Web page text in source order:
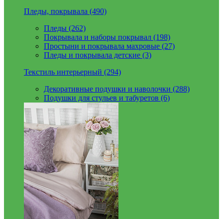
Пледы, покрывала (490)
Пледы (262)
Покрывала и наборы покрывал (198)
Простыни и покрывала махровые (27)
Пледы и покрывала детские (3)
Текстиль интерьерный (294)
Декоративные подушки и наволочки (288)
Подушки для стульев и табуретов (6)